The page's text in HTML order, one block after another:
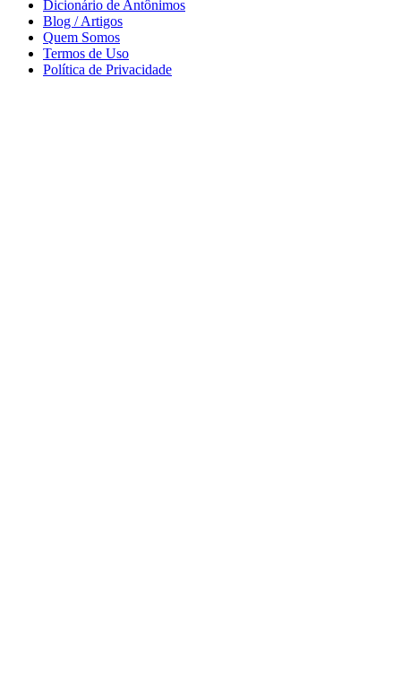
Dicionário de Antônimos
Blog / Artigos
Quem Somos
Termos de Uso
Política de Privacidade